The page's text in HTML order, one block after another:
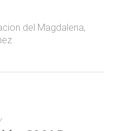
del Magdalena,